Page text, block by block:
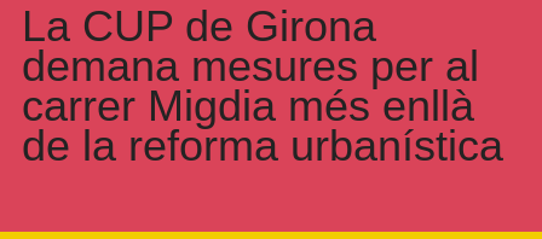
La CUP de Girona
demana mesures per al
carrer Migdia més enllà
de la reforma urbanística